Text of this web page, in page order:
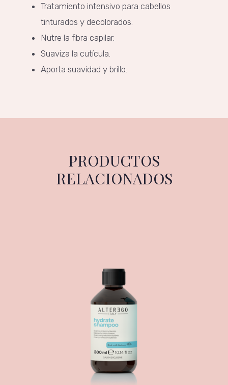
Tratamiento intensivo para cabellos
tinturados y decolorados.
Nutre la fibra capilar.
Suaviza la cutícula.
Aporta suavidad y brillo.
PRODUCTOS
RELACIONADOS